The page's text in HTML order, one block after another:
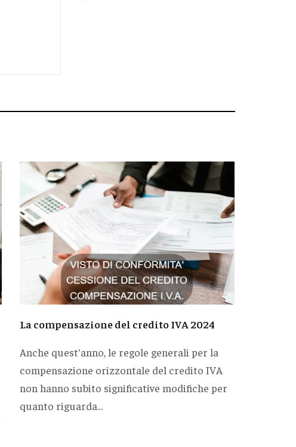
La compensazione del credito IVA 2024
Anche quest'anno, le regole generali per la
compensazione orizzontale del credito IVA
non hanno subito significative modifiche per
quanto riguarda...